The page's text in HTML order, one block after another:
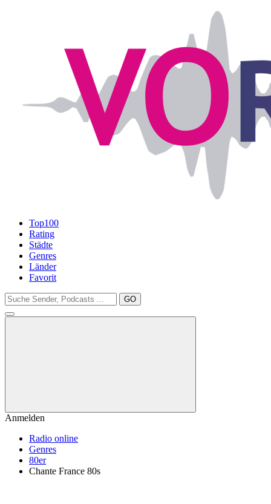
Top100
Rating
Städte
Genres
Länder
Favorit
GO
Anmelden
Radio online
Genres
80er
Chante France 80s